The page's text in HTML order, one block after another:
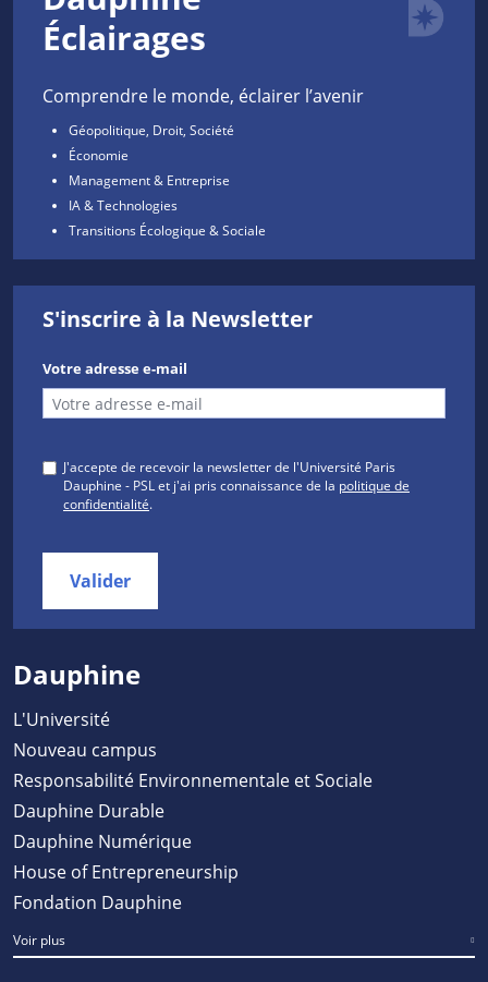
Éclairages
Comprendre le monde, éclairer l’avenir
Géopolitique, Droit, Société
Économie
Management & Entreprise
IA & Technologies
Transitions Écologique & Sociale
S'inscrire à la Newsletter
Votre adresse e-mail
J'accepte de recevoir la newsletter de l'Université Paris
Dauphine - PSL et j'ai pris connaissance de la politique de
confidentialité.
Valider
Dauphine
L'Université
Nouveau campus
Responsabilité Environnementale et Sociale
Dauphine Durable
Dauphine Numérique
House of Entrepreneurship
Fondation Dauphine
Voir plus